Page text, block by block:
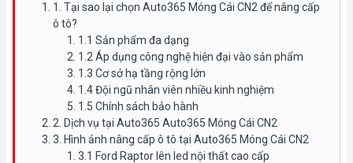
1. Tại sao lại chọn Auto365 Móng Cái CN2 để nâng cấp
ô tô?
1.1 Sản phẩm đa dạng
1.2 Áp dụng công nghệ hiện đại vào sản phẩm
1.3 Cơ sở hạ tầng rộng lớn
1.4 Đội ngũ nhân viên nhiều kinh nghiệm
1.5 Chính sách bảo hành
2. Dịch vụ tại Auto365 Auto365 Móng Cái CN2
3. Hình ảnh nâng cấp ô tô tại Auto365 Móng Cái CN2
3.1 Ford Raptor lên led nội thất cao cấp